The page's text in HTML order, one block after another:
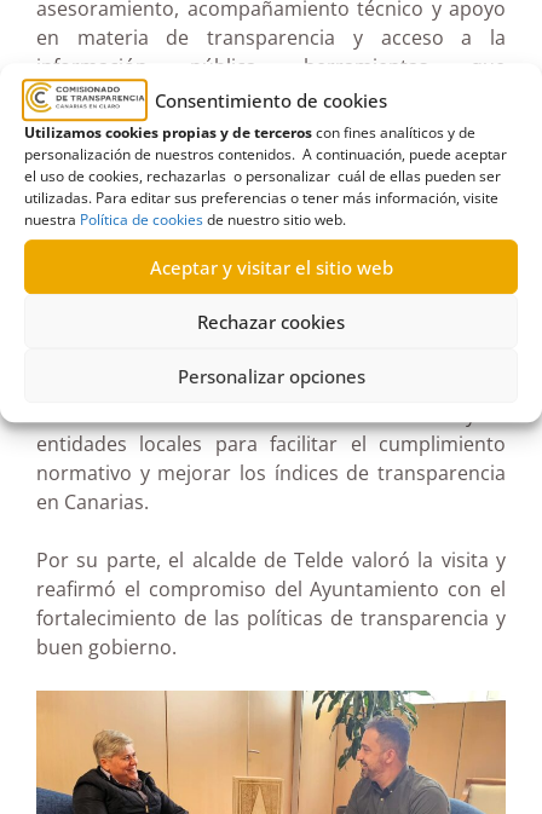
Consentimiento de cookies
Utilizamos cookies propias y de terceroscon fines analíticos y de
personalización de nuestros contenidos. A continuación, puede aceptar
el uso de cookies, rechazarlas o personalizar cuál de ellas pueden ser
utilizadas. Para editar sus preferencias o tener más información, visite
nuestra Política de cookiesde nuestro sitio web.
Aceptar y visitar el sitio web
Rechazar cookies
Personalizar opciones
asesoramiento, acompañamiento técnico y apoyo
en materia de transparencia y acceso a la
información pública, herramientas que
contribuyen a una gestión más abierta y accesible
para la ciudadanía.
Durante la reunión se abordaron los retos y
oportunidades en el cumplimiento de las
obligaciones de publicidad activa, así como la
importancia de seguir avanzando en una cultura
institucional basada en la claridad, la rendición de
cuentas y la cercanía a la ciudadanía.
La comisionada destacó la relevancia de mantener
entidades locales para facilitar el cumplimiento
normativo y mejorar los índices de transparencia
en Canarias.
Por su parte, el alcalde de Telde valoró la visita y
reafirmó el compromiso del Ayuntamiento con el
fortalecimiento de las políticas de transparencia y
buen gobierno.